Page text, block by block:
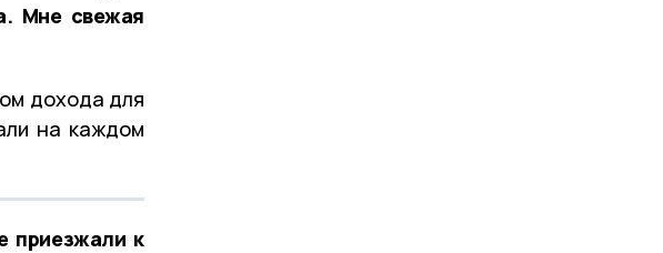
Мне свежая
дохода для
на каждом
приезжали к